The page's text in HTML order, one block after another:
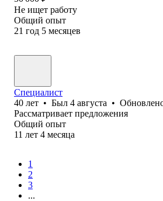
Не ищет работу
Общий опыт
21 год 5 месяцев
Специалист
40 лет • Был 4 августа •
Рассматривает предложения
Общий опыт
11 лет 4 месяца
1
2
3
...